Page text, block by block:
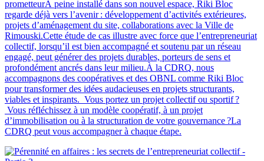
prometteurÀ peine installé dans son nouvel espace, Riki Bloc
regarde déjà vers l’avenir : développement d’activités extérieures,
projets d’aménagement du site, collaborations avec la Ville de
Rimouski.Cette étude de cas illustre avec force que l’entrepreneuriat
collectif, lorsqu’il est bien accompagné et soutenu par un réseau
engagé, peut générer des projets durables, porteurs de sens et
profondément ancrés dans leur milieu.À la CDRQ, nous
accompagnons des coopératives et des OBNL comme Riki Bloc
pour transformer des idées audacieuses en projets structurants,
viables et inspirants. Vous portez un projet collectif ou sportif ?
Vous réfléchissez à un modèle coopératif, à un projet
d’immobilisation ou à la structuration de votre gouvernance ?La
CDRQ peut vous accompagner à chaque étape.